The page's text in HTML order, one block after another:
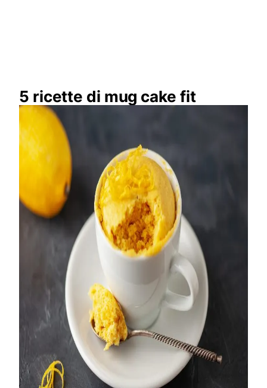
5 ricette di mug cake fit